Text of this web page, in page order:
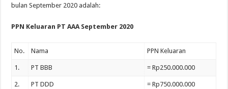
bulan September 2020 adalah:
PPN Keluaran PT AAA September 2020
No. Nama PPN Keluaran
1. PT BBB = Rp250.000.000
2. PT DDD = Rp750.000.000